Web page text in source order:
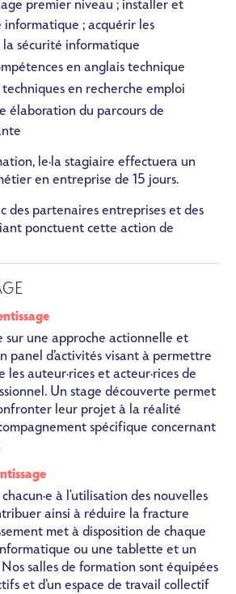
premier niveau ; installer et
informatique ; acquérir les
sécurité informatique
en anglais technique
en recherche emploi
élaboration du parcours de
le·la stagiaire effectuera un
en entreprise de 15 jours.
des partenaires entreprises et des
ponctuent cette action de
sur une approche actionnelle et
panel d’activités visant à permettre
les auteur·rices et acteur·rices de
Un stage découverte permet
leur projet à la réalité
spécifique concernant
à l'utilisation des nouvelles
ainsi à réduire la fracture
met à disposition de chaque
ou une tablette et un
salles de formation sont équipées
et d’un espace de travail collectif